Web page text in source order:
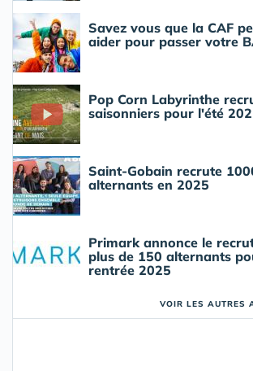
Savez vous que la CAF
aider pour passer votre
Pop Corn Labyrinthe
saisonniers pour l'été
Saint-Gobain recrute
alternants en 2025
Primark annonce le
plus de 150 alternants
rentrée 2025
VOIR LES AUTRES